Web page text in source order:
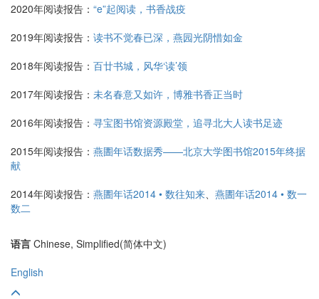
2020年阅读报告： “e”起阅读，书香战疫
2019年阅读报告： 读书不觉春已深，燕园光阴惜如金
2018年阅读报告： 百廿书城，风华‘读’领
2017年阅读报告： 未名春意又如许，博雅书香正当时
2016年阅读报告： 寻宝图书馆资源殿堂，追寻北大人读书足迹
2015年阅读报告： 燕圕年话数据秀——北京大学图书馆2015年终据
献
2014年阅读报告： 燕圕年话2014 • 数往知来、 燕圕年话2014 • 数一
数二
语言 Chinese, Simplified(简体中文)
English